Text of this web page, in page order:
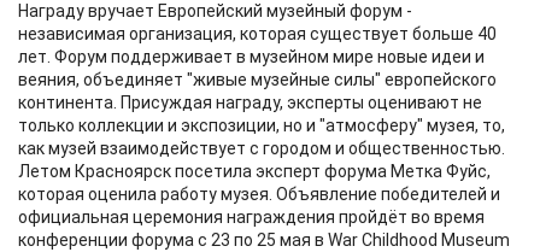
Награду вручает Европейский музейный форум -
независимая организация, которая существует больше 40
лет. Форум поддерживает в музейном мире новые идеи и
веяния, объединяет "живые музейные силы" европейского
континента. Присуждая награду, эксперты оценивают не
только коллекции и экспозиции, но и "атмосферу" музея, то,
как музей взаимодействует с городом и общественностью.
Летом Красноярск посетила эксперт форума Метка Фуйс,
которая оценила работу музея. Объявление победителей и
официальная церемония награждения пройдёт во время
конференции форума с 23 по 25 мая в War Childhood Museum